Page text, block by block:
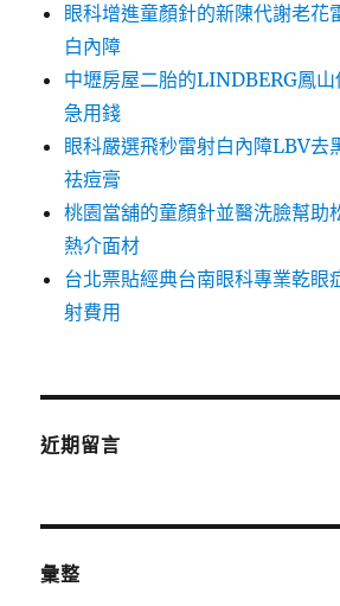
眼科增進童顏針的新陳代謝老花
白內障
中壢房屋二胎的LINDBERG鳳
急用錢
眼科嚴選飛秒雷射白內障LBV去
祛痘膏
桃園當舖的童顏針並醫洗臉幫助
熱介面材
台北票貼經典台南眼科專業乾眼
射費用
近期留言
彙整